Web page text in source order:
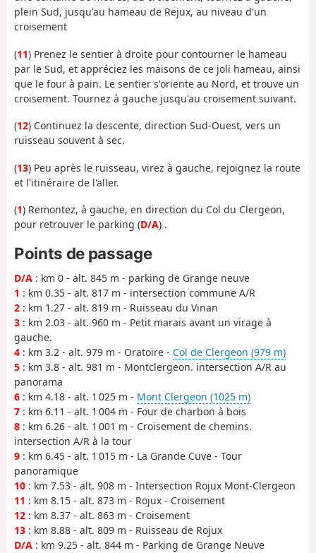
plein Sud, jusqu'au hameau de Rejux, au niveau d'un
croisement
(11) Prenez le sentier à droite pour contourner le hameau
par le Sud, et appréciez les maisons de ce joli hameau, ainsi
que le four à pain. Le sentier s'oriente au Nord, et trouve un
croisement. Tournez à gauche jusqu'au croisement suivant.
(12) Continuez la descente, direction Sud-Ouest, vers un
ruisseau souvent à sec.
(13) Peu après le ruisseau, virez à gauche, rejoignez la route
et l'itinéraire de l'aller.
(1) Remontez, à gauche, en direction du Col du Clergeon,
pour retrouver le parking (D/A) .
Points de passage
D/A : km 0 - alt. 845 m - parking de Grange neuve
1 : km 0.35 - alt. 817 m - intersection commune A/R
2 : km 1.27 - alt. 819 m - Ruisseau du Vinan
3 : km 2.03 - alt. 960 m - Petit marais avant un virage à
gauche.
4 : km 3.2 - alt. 979 m - Oratoire - Col de Clergeon (979 m)
5 : km 3.8 - alt. 981 m - Montclergeon. intersection A/R au
panorama
6 : km 4.18 - alt. 1 025 m - Mont Clergeon (1025 m)
7 : km 6.11 - alt. 1 004 m - Four de charbon à bois
8 : km 6.26 - alt. 1 001 m - Croisement de chemins.
intersection A/R à la tour
9 : km 6.45 - alt. 1 015 m - La Grande Cuve - Tour
panoramique
10 : km 7.53 - alt. 908 m - Intersection Rojux Mont-Clergeon
11 : km 8.15 - alt. 873 m - Rojux - Croisement
12 : km 8.37 - alt. 863 m - Croisement
13 : km 8.88 - alt. 809 m - Ruisseau de Rojux
D/A : km 9.25 - alt. 844 m - Parking de Grange Neuve